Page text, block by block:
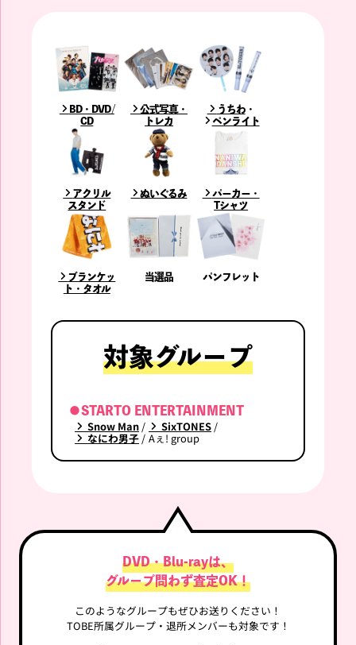
BD・DVD /
CD
公式写真・
トレカ
うちわ・
ペンライト
アクリル
スタンド
ぬいぐるみ
パーカー・
Tシャツ
ブランケッ
ト・タオル
当選品 パンフレット
対象グループ
●STARTO ENTERTAINMENT
Snow Man SixTONES
なにわ男子 Aぇ! group
DVD・Blu-rayは、
グループ問わず査定OK！
このようなグループもぜひお送りください！
TOBE所属グループ・退所メンバーも対象です！